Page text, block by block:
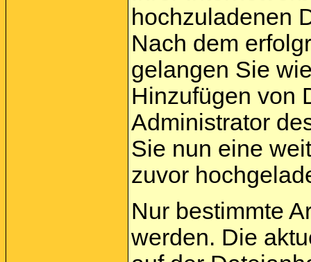
hochzuladenen
Nach dem
gelangen Sie
Hinzufügen von
Administrator
Sie nun eine
zuvor
Nur bestimmte
werden. Die